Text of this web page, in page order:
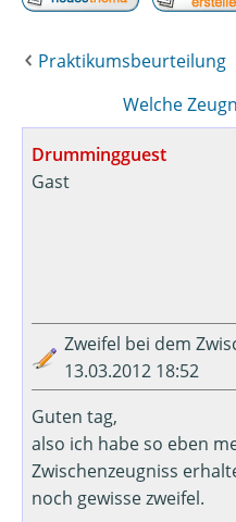
Praktikumsbeurteilung
Welche
Drummingguest
Gast
Zweifel bei dem
13.03.2012 18:52
Guten tag,
also ich habe so eben
Zwischenzeugniss
noch gewisse zweifel.